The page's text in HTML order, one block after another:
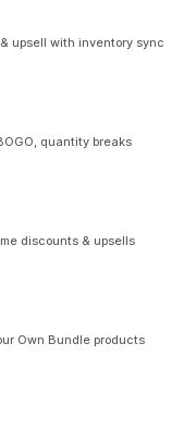
upsell with inventory sync
quantity breaks
discounts & upsells
Own Bundle products